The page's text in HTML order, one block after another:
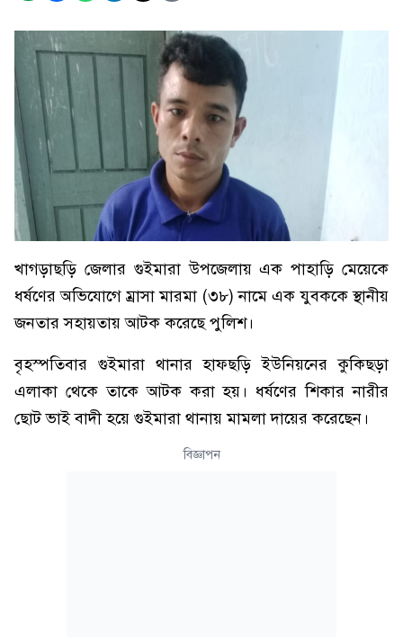
খাগড়াছড়ি জেলার গুইমারা উপজেলায় এক পাহাড়ি মেয়েকে
ধর্ষণের অভিযোগে ম্রাসা মারমা (৩৮) নামে এক যুবককে স্থানীয়
জনতার সহায়তায় আটক করেছে পুলিশ।
বৃহস্পতিবার গুইমারা থানার হাফছড়ি ইউনিয়নের কুকিছড়া
এলাকা থেকে তাকে আটক করা হয়। ধর্ষণের শিকার নারীর
ছোট ভাই বাদী হয়ে গুইমারা থানায় মামলা দায়ের করেছেন।
বিজ্ঞাপন